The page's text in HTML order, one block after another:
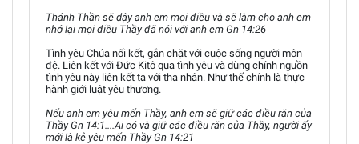
Thánh Thần sẽ dậy anh em mọi điều và sẽ làm cho anh em
nhớ lại mọi điều Thầy đã nói với anh em Gn 14:26
Tình yêu Chúa nối kết, gắn chặt với cuộc sống người môn
đệ. Liên kết với Đức Kitô qua tình yêu và dùng chính nguồn
tình yêu này liên kết ta với tha nhân. Như thế chính là thực
hành giới luật yêu thương.
Nếu anh em yêu mến Thầy, anh em sẽ giữ các điều răn của
Thầy Gn 14:1....Ai có và giữ các điều răn của Thầy, người ấy
mới là kẻ yêu mến Thầy Gn 14:21